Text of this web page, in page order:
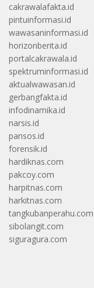
cakrawalafakta.id
pintuinformasi.id
wawasaninformasi.id
horizonberita.id
portalcakrawala.id
spektruminformasi.id
aktualwawasan.id
gerbangfakta.id
infodinamika.id
narsis.id
pansos.id
forensik.id
hardiknas.com
pakcoy.com
harpitnas.com
harkitnas.com
tangkubanperahu.com
sibolangit.com
siguragura.com